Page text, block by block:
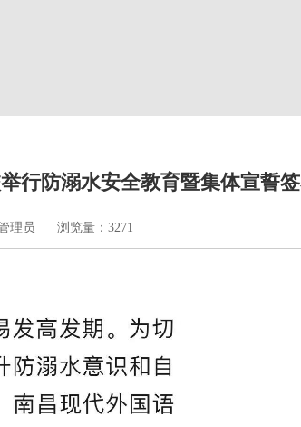
行防溺水安全教育暨集体宣誓
理员 浏览量：3271